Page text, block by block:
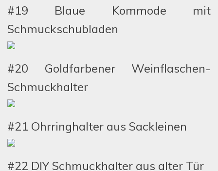
#19 Blaue Kommode mit
Schmuckschubladen
#20 Goldfarbener Weinflaschen-
Schmuckhalter
#21 Ohrringhalter aus Sackleinen
#22 DIY Schmuckhalter aus alter Tür